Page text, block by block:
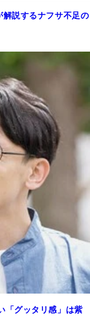
説するナフサ不足の
グッタリ感」は紫